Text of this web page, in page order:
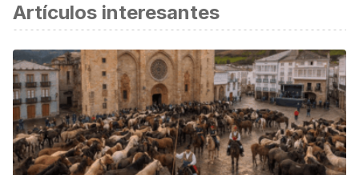
22 de mayo de 2018 de
Artículos interesantes